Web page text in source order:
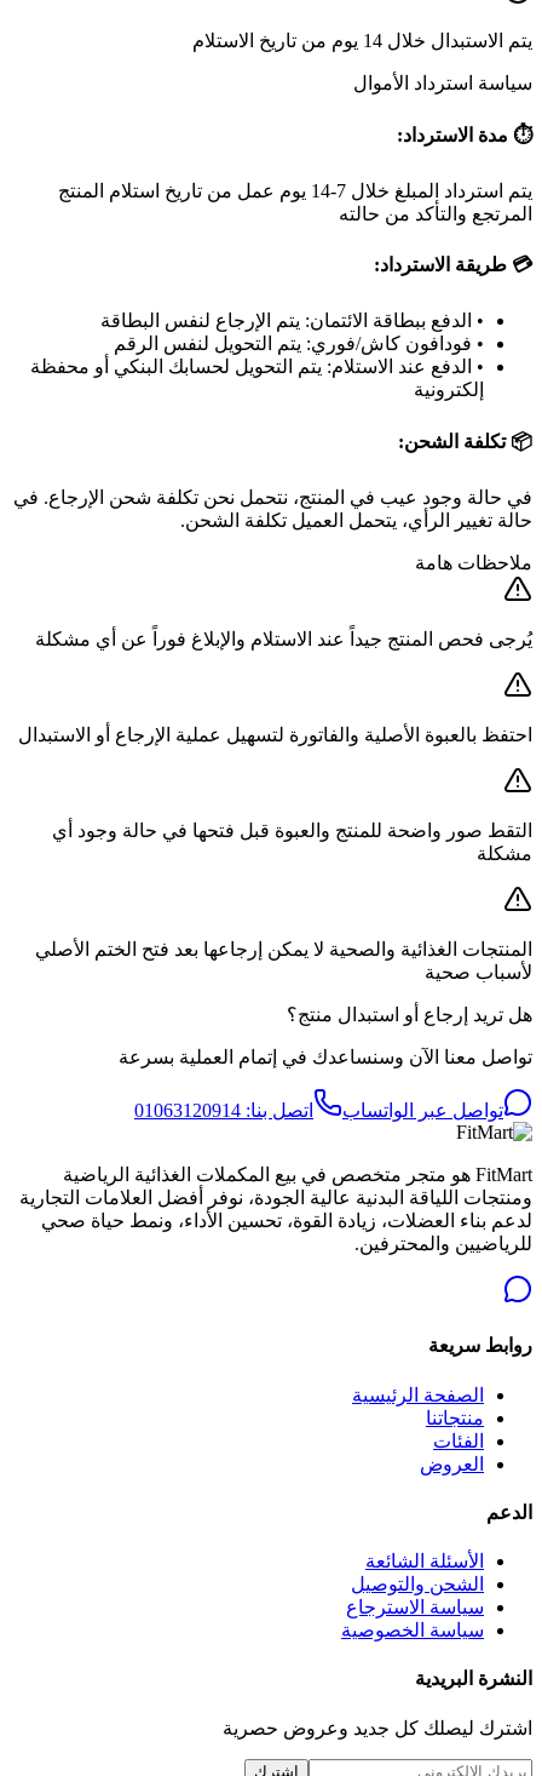
يتم الاستبدال خلال 14 يوم من تاريخ الاستلام
سياسة استرداد الأموال
⏱️ مدة الاسترداد:
يتم استرداد المبلغ خلال 7-14 يوم عمل من تاريخ استلام المنتج
المرتجع والتأكد من حالته
💳 طريقة الاسترداد:
• الدفع ببطاقة الائتمان: يتم الإرجاع لنفس البطاقة
• فودافون كاش/فوري: يتم التحويل لنفس الرقم
• الدفع عند الاستلام: يتم التحويل لحسابك البنكي أو محفظة
إلكترونية
📦 تكلفة الشحن:
في حالة وجود عيب في المنتج، نتحمل نحن تكلفة شحن الإرجاع. في
حالة تغيير الرأي، يتحمل العميل تكلفة الشحن.
ملاحظات هامة
يُرجى فحص المنتج جيداً عند الاستلام والإبلاغ فوراً عن أي مشكلة
احتفظ بالعبوة الأصلية والفاتورة لتسهيل عملية الإرجاع أو الاستبدال
التقط صور واضحة للمنتج والعبوة قبل فتحها في حالة وجود أي
مشكلة
المنتجات الغذائية والصحية لا يمكن إرجاعها بعد فتح الختم الأصلي
لأسباب صحية
هل تريد إرجاع أو استبدال منتج؟
تواصل معنا الآن وسنساعدك في إتمام العملية بسرعة
تواصل عبر الواتساب اتصل بنا: 01063120914
FitMart هو متجر متخصص في بيع المكملات الغذائية الرياضية
ومنتجات اللياقة البدنية عالية الجودة، نوفر أفضل العلامات التجارية
لدعم بناء العضلات، زيادة القوة، تحسين الأداء، ونمط حياة صحي
للرياضيين والمحترفين.
روابط سريعة
الصفحة الرئيسية
منتجاتنا
الفئات
العروض
الدعم
الأسئلة الشائعة
الشحن والتوصيل
سياسة الاسترجاع
سياسة الخصوصية
النشرة البريدية
اشترك ليصلك كل جديد وعروض حصرية
اشترك